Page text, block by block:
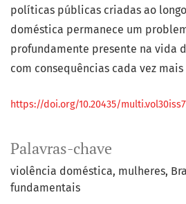
Palavras-chave
violência doméstica mulheres
fundamentais
políticas públicas criadas ao
doméstica permanece um
profundamente presente na vida
com consequências cada vez mais
https://doi.org/10.20435/